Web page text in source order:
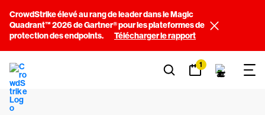
CrowdStrike élevé au rang de leader dans le Magic
Quadrant™ 2026 de Gartner® pour les plateformes de
protection des endpoints.
Télécharger le rapport
1